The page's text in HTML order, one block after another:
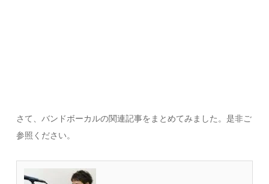
さて、バンドボーカルの関連記事をまとめてみました。是非ご
参照ください。